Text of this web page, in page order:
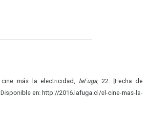
más la electricidad, laFuga, 22. [Fecha de
en: http://2016.lafuga.cl/el-cine-mas-la-